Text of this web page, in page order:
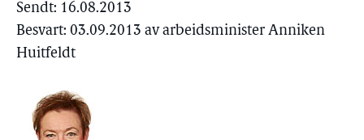
Sendt: 16.08.2013
Besvart: 03.09.2013 av arbeidsminister Anniken
Huitfeldt